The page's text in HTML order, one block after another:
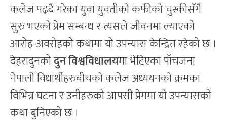
कलेज पढ्दै गरेका युवा युवतीको कफीको चुस्कीसँगै
सुरु भएको प्रेम सम्बन्ध र त्यसले जीवनमा ल्याएको
आरोह-अवरोहको कथामा यो उपन्यास केन्द्रित रहेको छ ।
देहरादुनकोदुन विश्वविधालयमा भेटिएका पाँचजना
नेपाली विधार्थीहरुबीचको कलेज अध्ययनको क्रमका
विभिन्न घटना र उनीहरुको आपसी प्रेममा यो उपन्यासको
कथा बुनिएको छ ।